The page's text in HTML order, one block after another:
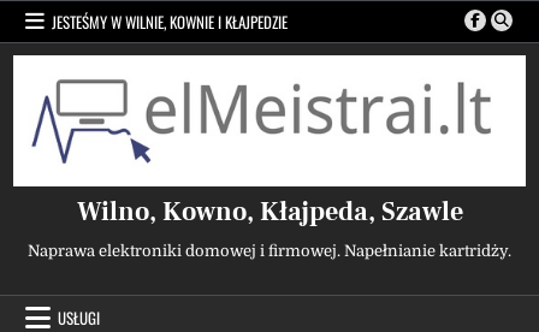
Przejdź
treści
JESTEŚMY W WILNIE, KOWNIE I KŁAJPEDZIE
Wilno, Kowno, Kłajpeda, Szawle
Naprawa elektroniki domowej i firmowej. Napełnianie kartridży.
USŁUGI